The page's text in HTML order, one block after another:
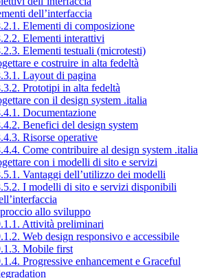
dell’interfaccia
Elementi di composizione
Elementi interattivi
Elementi testuali (microtesti)
e costruire in alta fedeltà
Layout di pagina
Prototipi in alta fedeltà
con il design system .italia
Documentazione
Benefici del design system
Risorse operative
Come contribuire al design system .italia
con i modelli di sito e servizi
Vantaggi dell’utilizzo dei modelli
I modelli di sito e servizi disponibili
allo sviluppo
Attività preliminari
Web design responsivo e accessibile
Mobile first
Progressive enhancement e Graceful